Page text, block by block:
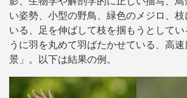
い姿勢、小型の野鳥、緑色のメジロ、
いる、足を伸ばして枝を掴もうとしてい
うに羽を丸めて羽ばたかせている、高
景」。以下は結果の例。